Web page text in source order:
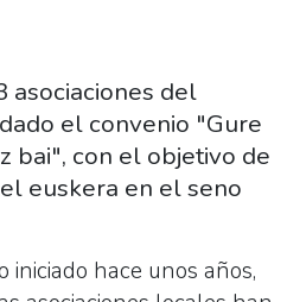
asociaciones del
el convenio "Gure
bai", con el objetivo de
euskera en el seno
iniciado hace unos años,